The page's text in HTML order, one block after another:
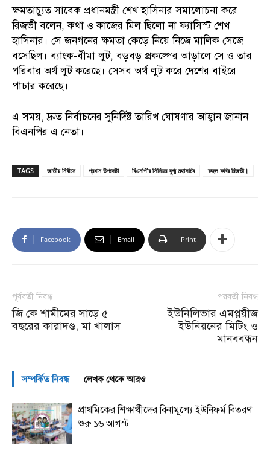
ক্ষমতাচ্যুত সাবেক প্রধানমন্ত্রী শেখ হাসিনার সমালোচনা করে
রিজভী বলেন, কথা ও কাজের মিল ছিলো না ফ্যাসিস্ট শেখ
হাসিনার। সে জনগনের ক্ষমতা কেড়ে নিয়ে নিজে মালিক সেজে
বসেছিল। ব্যাংক-বীমা লুট, বড়বড় প্রকল্পের আড়ালে সে ও তার
পরিবার অর্থ লুট করেছে। সেসব অর্থ লুট করে দেশের বাইরে
পাচার করেছে।
এ সময়, দ্রুত নির্বাচনের সুনির্দিষ্ট তারিখ ঘোষণার আহ্বান জানান
বিএনপির এ নেতা।
TAGS জাতীয় নির্বাচন প্রধান উপদেষ্টা বিএনপি'র সিনিয়র যুগ্ম মহাসচিব রুহুল কবির রিজভী।
Facebook Email Print
পূর্ববর্তী নিবন্ধ
জি কে শামীমের সাড়ে ৫
বছরের কারাদণ্ড, মা খালাস
পরবর্তী নিবন্ধ
ইউনিলিভার এমপ্লয়ীজ
ইউনিয়নের মিটিং ও
মানববন্ধন
সম্পর্কিত নিবন্ধ লেখক থেকে আরও
প্রাথমিকের শিক্ষার্থীদের বিনামূল্যে ইউনিফর্ম বিতরণ
শুরু ১৬ আগস্ট